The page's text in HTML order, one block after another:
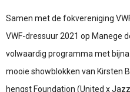
Samen met de fokvereniging
VWF-dressuur 2021 op Manege
volwaardig programma met
mooie showblokken van Kirsten
hengst Foundation (United x